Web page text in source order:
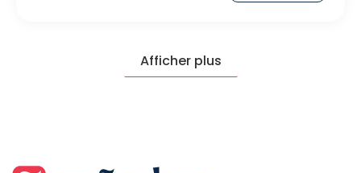
Afficher plus